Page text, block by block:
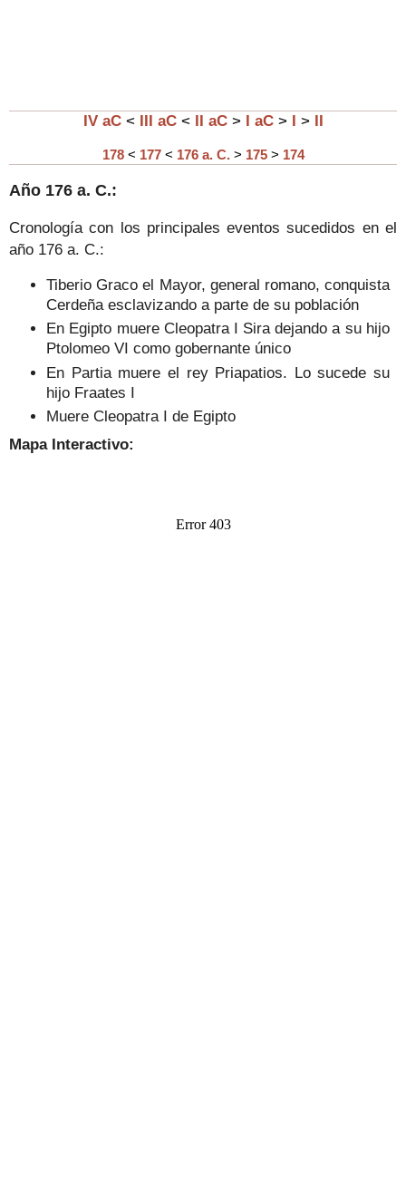
IV aC < III aC< II aC> I aC > I > II
178< 177< 176 a. C.> 175> 174
Año 176 a. C.:
Cronología con los principales eventos sucedidos en el
año 176 a. C.:
Tiberio Graco el Mayor, general romano, conquista
Cerdeña esclavizando a parte de su población
En Egipto muere Cleopatra I Sira dejando a su hijo
Ptolomeo VI como gobernante único
En Partia muere el rey Priapatios. Lo sucede su
hijo Fraates I
Muere Cleopatra I de Egipto
Mapa Interactivo: